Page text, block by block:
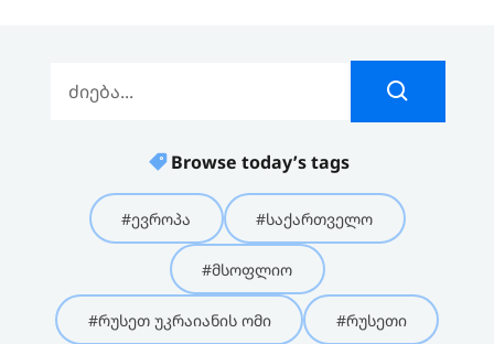
Browse today’s tags
#ევროპა #საქართველო
#მსოფლიო
#რუსეთ უკრაიანის ომი #რუსეთი